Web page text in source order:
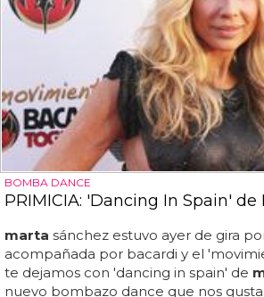
BOMBA DANCE
PRIMICIA: 'Dancing In Spain'
marta sánchez estuvo ayer de gira
acompañada por bacardi y el
te dejamos con 'dancing in spain' de
nuevo bombazo dance que nos